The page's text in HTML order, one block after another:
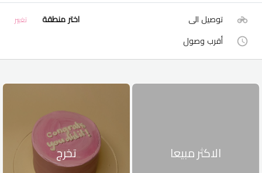
توصيل الى اختر منطقة تغيير
أقرب وصول
الاكثر مبيعا تخرج